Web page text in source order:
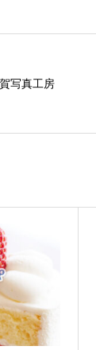
写真工房